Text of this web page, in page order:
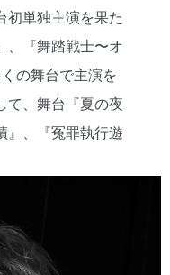
初単独主演を果た
、『舞踏戦士〜オ
の舞台で主演を
て、舞台『夏の夜
』、『冤罪執行遊